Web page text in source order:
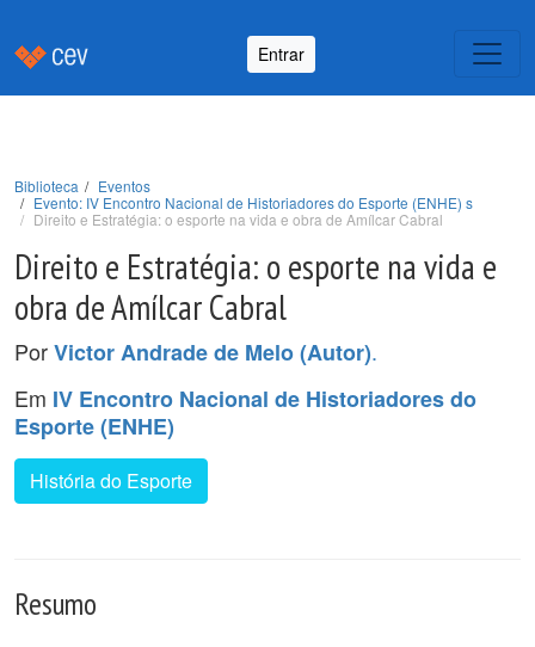
Entrar
Biblioteca
Eventos
Evento: IV Encontro Nacional de Historiadores do Esporte (ENHE) s
Direito e Estratégia: o esporte na vida e obra de Amílcar Cabral
Direito e Estratégia: o esporte na vida e
obra de Amílcar Cabral
PorVictor Andrade de Melo (Autor).
Em IV Encontro Nacional de Historiadores do
Esporte (ENHE)
História do Esporte
Resumo